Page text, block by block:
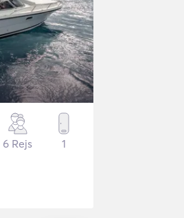
6 Rejs 1